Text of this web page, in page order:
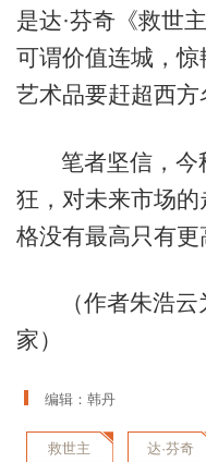
是达·芬奇《救世
可谓价值连城，
艺术品要赶超西方
笔者坚信，今
狂，对未来市场
格没有最高只有更
（作者朱浩
家）
编辑：韩丹
救世主 达·芬奇